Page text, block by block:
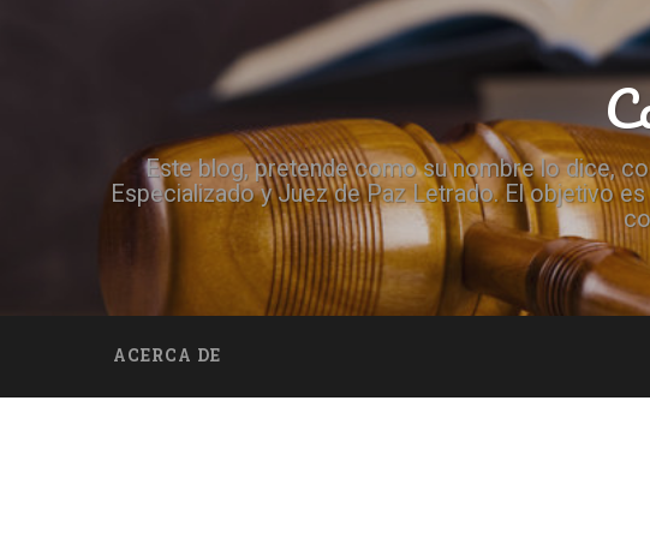
Este blog, pretende como su nombre lo dice,
Especializado y Juez de Paz Letrado. El objetivo
ACERCA DE